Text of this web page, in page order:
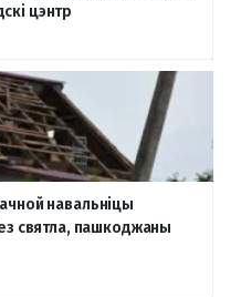
цэнтр
навальніцы
святла, пашкоджаны